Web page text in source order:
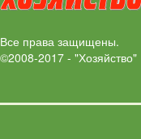
Все права защищены.
©2008-2017 - "Хозяйство"